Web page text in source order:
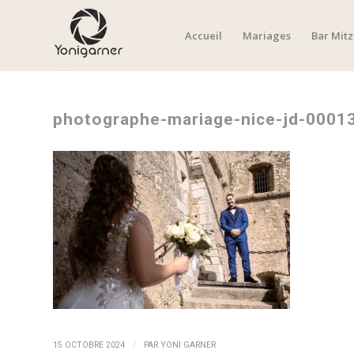
Accueil Mariages Bar
photographe-mariage-nice-jd-
15 OCTOBRE 2024 / PAR YONI GARNER